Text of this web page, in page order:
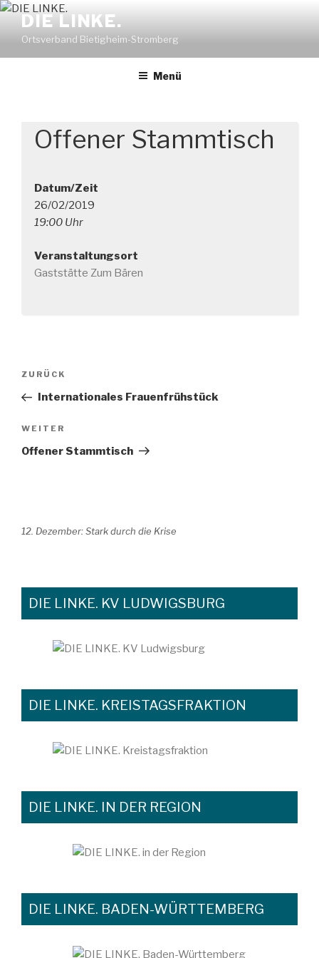
Zum
Inhalt
springen
DIE LINKE.
Ortsverband Bietigheim-Stromberg
Menü
Offener Stammtisch
Datum/Zeit
26/02/2019
19:00 Uhr
Veranstaltungsort
Gaststätte Zum Bären
Beitragsnavigation
Vorheriger
Beitrag
ZURÜCK
Internationales Frauenfrühstück
Nächster
Beitrag
WEITER
Offener Stammtisch
12. Dezember: Stark durch die Krise
DIE LINKE. KV LUDWIGSBURG
DIE LINKE. KREISTAGSFRAKTION
DIE LINKE. IN DER REGION
DIE LINKE. BADEN-WÜRTTEMBERG